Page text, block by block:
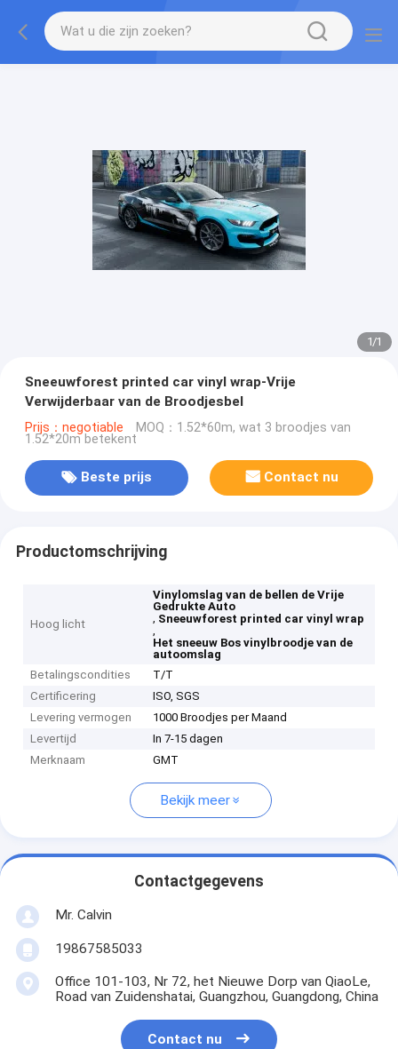
1/1
Sneeuwforest printed car vinyl wrap-Vrije
Verwijderbaar van de Broodjesbel
Prijs：negotiable MOQ：1.52*60m, wat 3 broodjes van
1.52*20m betekent
Beste prijs Contact nu
Productomschrijving
Hoog licht
Vinylomslag van de bellen de Vrije
Gedrukte Auto
, Sneeuwforest printed car vinyl wrap
,
Het sneeuw Bos vinylbroodje van de
autoomslag
Betalingscondities
T/T
Certificering
ISO, SGS
Levering vermogen
1000 Broodjes per Maand
Levertijd
In 7-15 dagen
Merknaam
GMT
Bekijk meer
Contactgegevens
Mr. Calvin
19867585033
Office 101-103, Nr 72, het Nieuwe Dorp van QiaoLe,
Road van Zuidenshatai, Guangzhou, Guangdong, China
Contact nu